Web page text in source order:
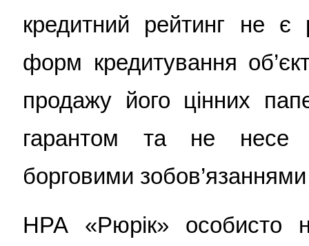
кредитний рейтинг не є
форм кредитування
продажу його цінних
гарантом та не несе
борговими
НРА «Рюрік» особисто